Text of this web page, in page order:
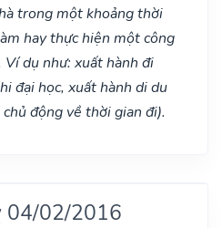
trong một khoảng thời
hay thực hiện một công
dụ như: xuất hành đi
đại học, xuất hành di du
động về thời gian đi).
04/02/2016